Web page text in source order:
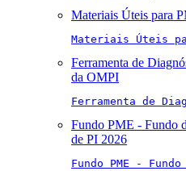
Materiais Úteis para
Materiais Úteis
Ferramenta de
da OMPI
Ferramenta de
Fundo PME - Fundo
de PI 2026
Fundo PME -